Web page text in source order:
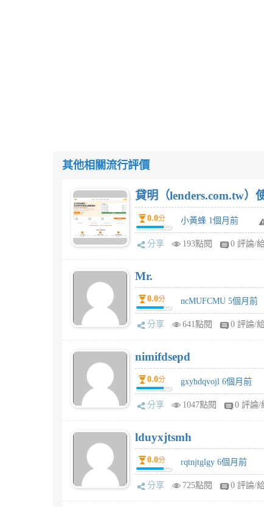
其他相關流行評價
貸明（lenders.com.tw
0.0分 小黃蜂 1個月前
分享 193點閱 0 評論/
Mr.
0.0分 ncMUFCMU 5個月前
分享 641點閱 0 評論/
nimifdsepd
0.0分 gxyhdqvojl 6個月前
分享 1047點閱 0 評論/
lduyxjtsmh
0.0分 rqtnjtglgy 6個月前
分享 725點閱 0 評論/